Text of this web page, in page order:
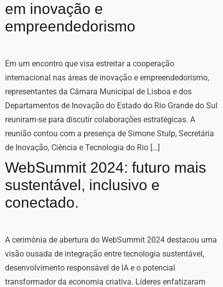
em inovação e
empreendedorismo
Em um encontro que visa estreitar a cooperação
internacional nas áreas de inovação e empreendedorismo,
representantes da Câmara Municipal de Lisboa e dos
Departamentos de Inovação do Estado do Rio Grande do Sul
reuniram-se para discutir colaborações estratégicas. A
reunião contou com a presença de Simone Stulp, Secretária
de Inovação, Ciência e Tecnologia do Rio […]
WebSummit 2024: futuro mais
sustentável, inclusivo e
conectado.
A cerimônia de abertura do WebSummit 2024 destacou uma
visão ousada de integração entre tecnologia sustentável,
desenvolvimento responsável de IA e o potencial
transformador da economia criativa. Líderes enfatizaram